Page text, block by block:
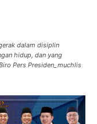
dalam disiplin
hidup, dan yang
Pers Presiden_muchlis